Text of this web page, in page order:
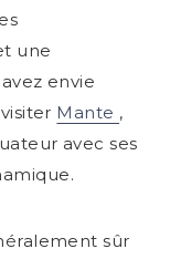
une
envie
Mante ,
avec ses
sûr